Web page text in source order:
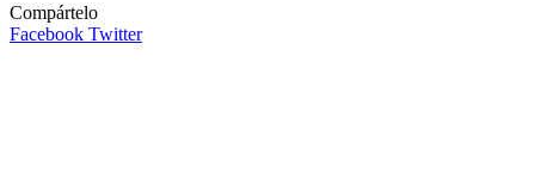
Compártelo
Facebook Twitter